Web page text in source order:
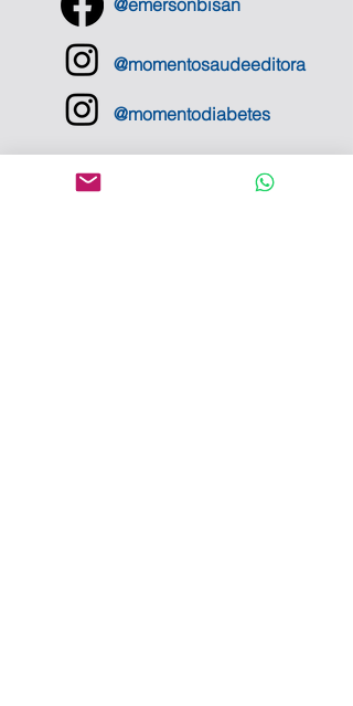
@emersonbisan
@momentosaudeeditora
@momentodiabetes